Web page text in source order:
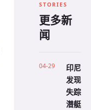
STORIES
更多新
闻
04-29
印尼
发现
失踪
潜艇